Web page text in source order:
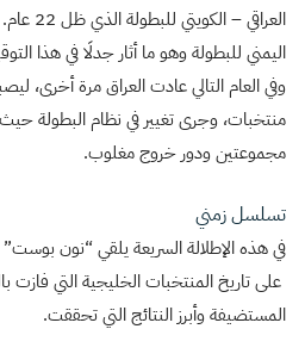
اليمني للبطولة وهو ما أثار جدلَا في هذا
منتخبات، وجرى تغيير في نظام البطولة
مجموعتين ودور خروج مغلوب.
تسلسل زمني
في هذه الإطلالة السريعة يلقي “نون
على تاريخ المنتخبات الخليجية التي فازت
المستضيفة وأبرز النتائج التي تحققت.